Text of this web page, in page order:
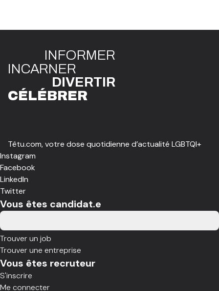
INFORMER
INCARNER
DIVERTIR
CÉLÉBRER
Têtu.com, votre dose quotidienne d’actualité LGBTQI+
Instagram
Facebook
LinkedIn
Twitter
Vous êtes candidat.e
Trouver un job
Trouver une entreprise
Vous êtes recruteur
S'inscrire
Me connecter